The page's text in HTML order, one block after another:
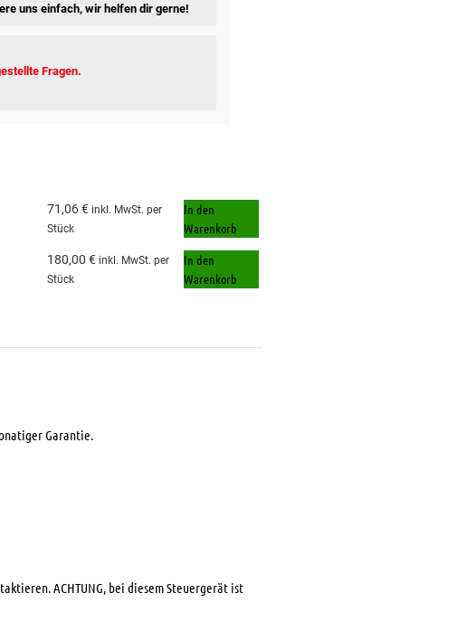
uns einfach, wir helfen dir gerne!
Fragen.
71,06€ inkl. MwSt. per
Stück
In den
Warenkorb
180,00 € inkl. MwSt. per
Stück
In den
Warenkorb
Garantie.
ACHTUNG, bei diesem Steuergerät ist